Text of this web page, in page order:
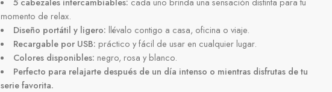
momento de relax.
Diseño portátil y ligero: llévalo contigo a casa, oficina o viaje.
Recargable por USB: práctico y fácil de usar en cualquier lugar.
Colores disponibles: negro, rosa y blanco.
Perfecto para relajarte después de un día intenso o mientras disfrutas de tu
serie favorita.